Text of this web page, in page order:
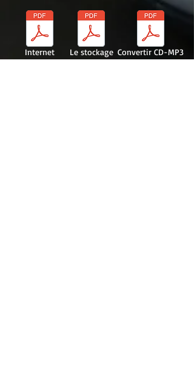
Internet Le stockage Convertir CD-MP3